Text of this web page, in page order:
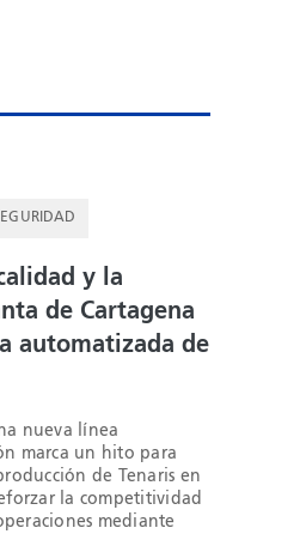
y la
de Cartagena
automatizada de
nueva línea
marca un hito para
de Tenaris en
la competitividad
mediante